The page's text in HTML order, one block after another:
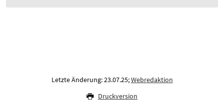
Letzte Änderung: 23.07.25;Webredaktion
Druckversion